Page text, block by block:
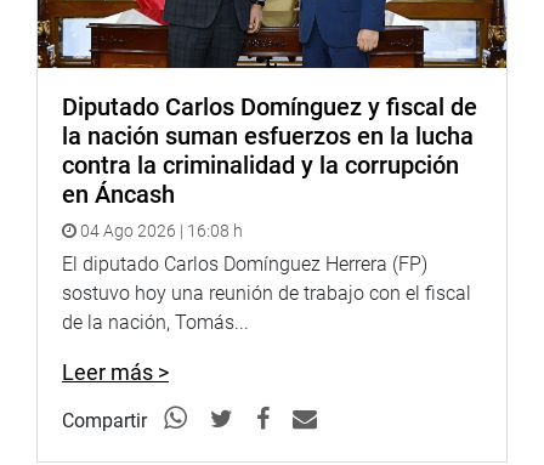
Diputado Carlos Domínguez y fiscal de
la nación suman esfuerzos en la lucha
contra la criminalidad y la corrupción
en Áncash
04 Ago 2026 | 16:08 h
El diputado Carlos Domínguez Herrera (FP)
sostuvo hoy una reunión de trabajo con el fiscal
de la nación, Tomás...
Leer más >
Compartir